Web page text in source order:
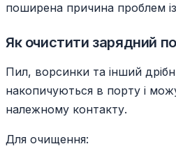
поширена причина проблем
Як очистити зарядний
Пил, ворсинки та інший
накопичуються в порту і
належному контакту.
Для очищення: